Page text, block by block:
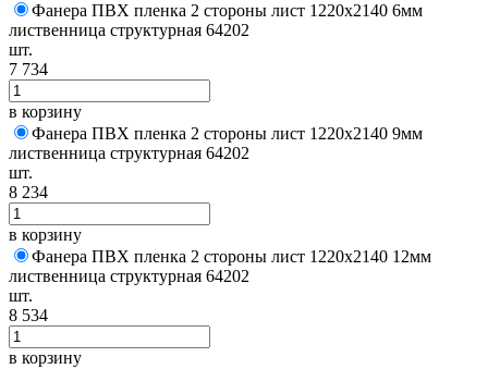
Фанера ПВХ пленка 2 стороны лист 1220х2140 6мм
лиственница структурная 64202
шт.
7 734
в корзину
Фанера ПВХ пленка 2 стороны лист 1220х2140 9мм
лиственница структурная 64202
шт.
8 234
в корзину
Фанера ПВХ пленка 2 стороны лист 1220х2140 12мм
лиственница структурная 64202
шт.
8 534
в корзину